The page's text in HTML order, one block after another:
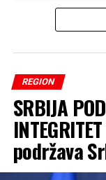
poslanici
sjednice.
REGION
SRBIJA
podržava